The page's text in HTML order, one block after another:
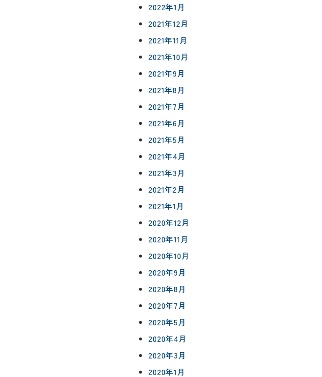
2022年1月
2021年12月
2021年11月
2021年10月
2021年9月
2021年8月
2021年7月
2021年6月
2021年5月
2021年4月
2021年3月
2021年2月
2021年1月
2020年12月
2020年11月
2020年10月
2020年9月
2020年8月
2020年7月
2020年5月
2020年4月
2020年3月
2020年1月